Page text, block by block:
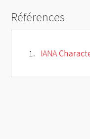
Références
IANA